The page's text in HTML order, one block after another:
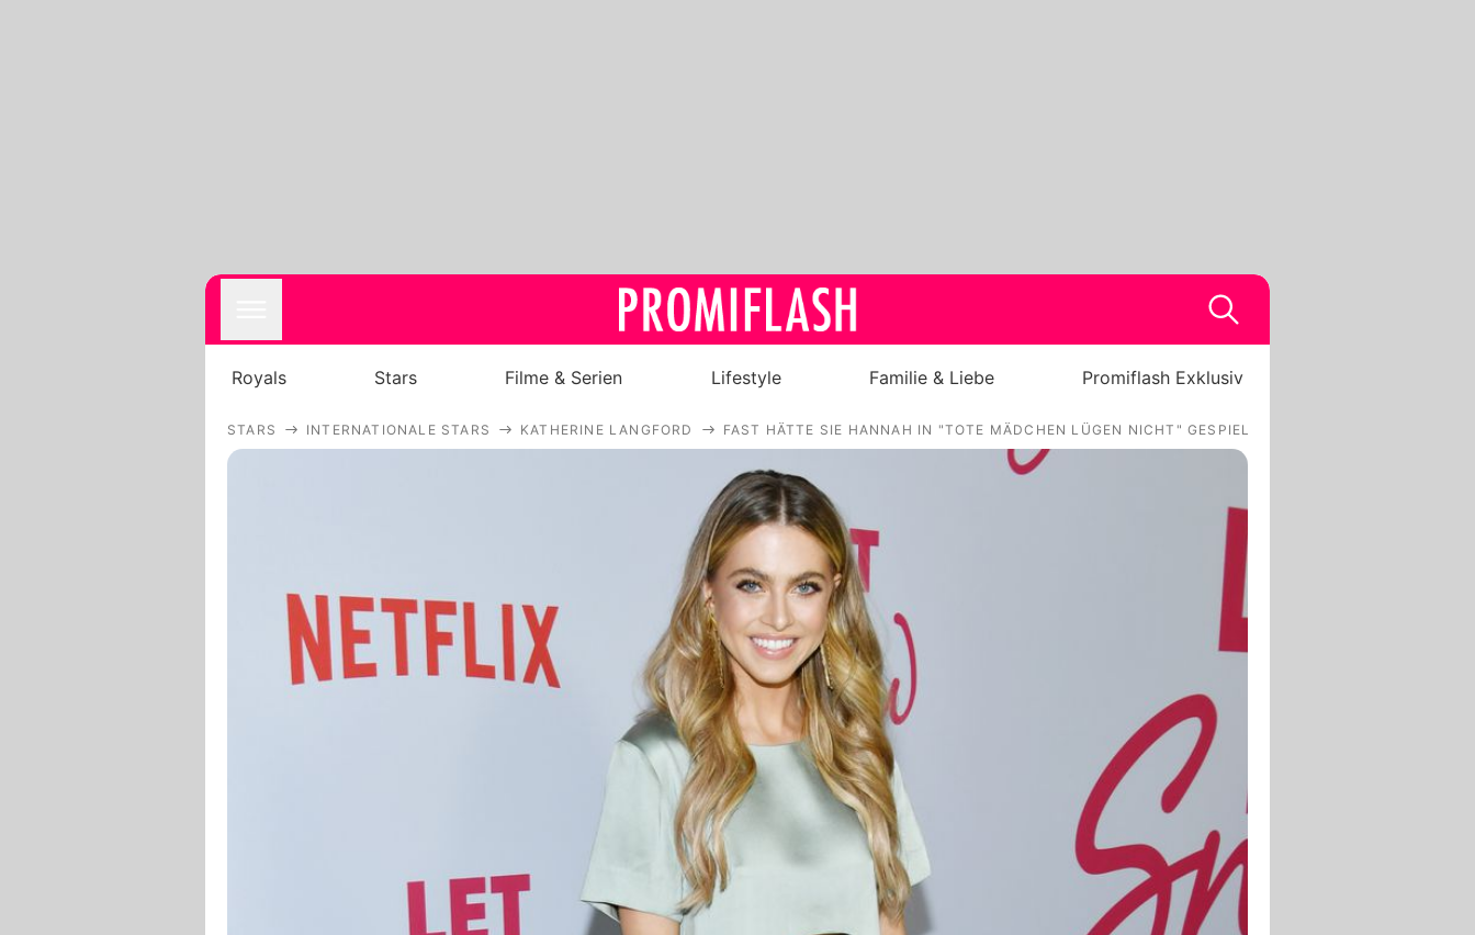
Royals
Stars
Filme & Serien
Lifestyle
Familie & Liebe
Promiflash Exklusiv
Alle Themen auf Promiflash
Jobs
App runterladen
Team
Redaktionelle Richtlinien
Royals Stars Filme & Serien Lifestyle Familie & Liebe Promiflash Exklusiv
STARS INTERNATIONALE STARS KATHERINE LANGFORD FAST HÄTTE SIE HANNAH IN "TOTE MÄDCHEN LÜGEN NICHT" GESPIELT